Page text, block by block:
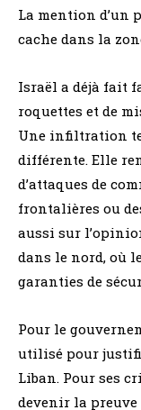
La mention d’un
cache dans la
Israël a déjà fait
roquettes et de
Une infiltration
différente. Elle
d’attaques de
frontalières ou
aussi sur
dans le nord, où
garanties de
Pour le
utilisé pour
Liban. Pour ses
devenir la